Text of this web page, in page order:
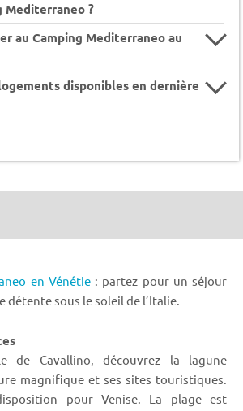
Mediterraneo ?
au Camping Mediterraneo au
disponibles en dernière
en Vénétie: partez pour un séjour
détente sous le soleil de l’Italie.
de Cavallino, découvrez la lagune
magnifique et ses sites touristiques.
pour Venise. La plage est